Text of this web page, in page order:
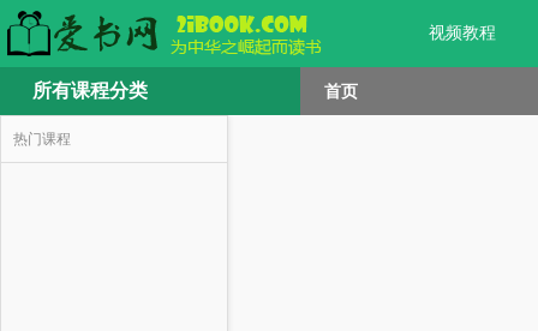
视频教程
所有课程分类 首页
热门课程